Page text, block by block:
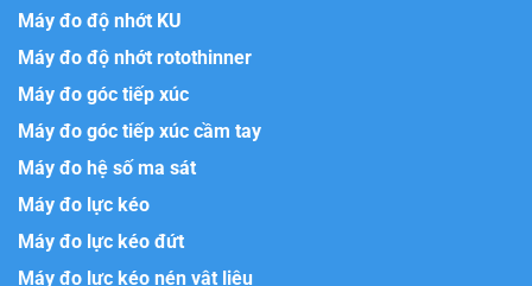
Máy đo độ nhớt KU
Máy đo độ nhớt rotothinner
Máy đo góc tiếp xúc
Máy đo góc tiếp xúc cầm tay
Máy đo hệ số ma sát
Máy đo lực kéo
Máy đo lực kéo đứt
Máy đo lực kéo nén vật liệu